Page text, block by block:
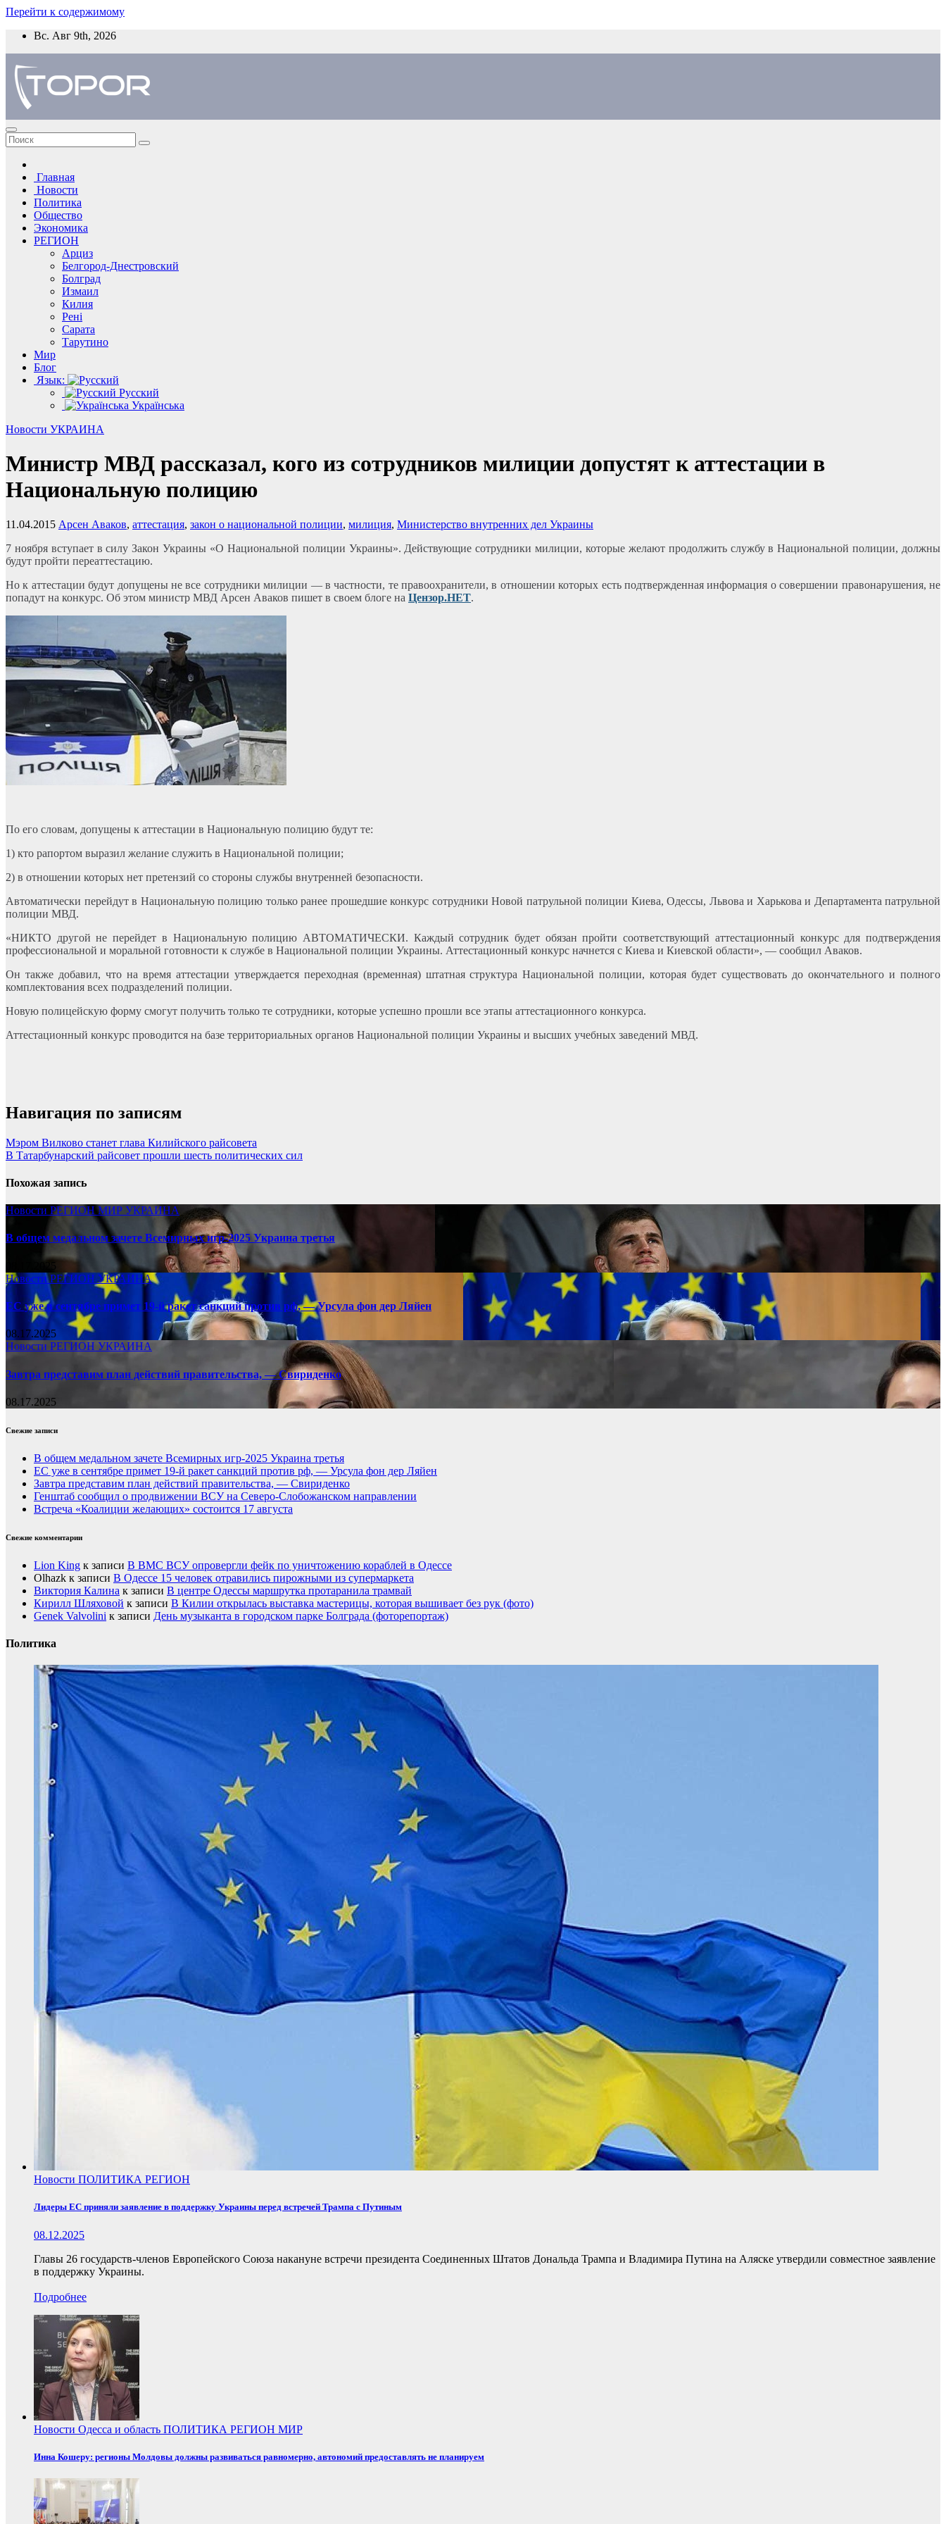
Перейти к содержимому
Вс. Авг 9th, 2026
Главная
Новости
Политика
Общество
Экономика
РЕГИОН
Арциз
Белгород-Днестровский
Болград
Измаил
Килия
Рені
Сарата
Тарутино
Мир
Блог
Язык:
Русский
Українська
Новости УКРАИНА
Министр МВД рассказал, кого из сотрудников милиции допустят к аттестации в
Национальную полицию
11.04.2015 Арсен Аваков, аттестация, закон о национальной полиции, милиция, Министерство внутренних дел Украины
7 ноября вступает в силу Закон Украины «О Национальной полиции Украины». Действующие сотрудники милиции, которые желают продолжить службу в Национальной полиции, должны
будут пройти переаттестацию.
Но к аттестации будут допущены не все сотрудники милиции — в частности, те правоохранители, в отношении которых есть подтвержденная информация о совершении правонарушения, не
попадут на конкурс. Об этом министр МВД Арсен Аваков пишет в своем блоге на Цензор.НЕТ.
По его словам, допущены к аттестации в Национальную полицию будут те:
1) кто рапортом выразил желание служить в Национальной полиции;
2) в отношении которых нет претензий со стороны службы внутренней безопасности.
Автоматически перейдут в Национальную полицию только ранее прошедшие конкурс сотрудники Новой патрульной полиции Киева, Одессы, Львова и Харькова и Департамента патрульной
полиции МВД.
«НИКТО другой не перейдет в Национальную полицию АВТОМАТИЧЕСКИ. Каждый сотрудник будет обязан пройти соответствующий аттестационный конкурс для подтверждения
профессиональной и моральной готовности к службе в Национальной полиции Украины. Аттестационный конкурс начнется с Киева и Киевской области», — сообщил Аваков.
Он также добавил, что на время аттестации утверждается переходная (временная) штатная структура Национальной полиции, которая будет существовать до окончательного и полного
комплектования всех подразделений полиции.
Новую полицейскую форму смогут получить только те сотрудники, которые успешно прошли все этапы аттестационного конкурса.
Аттестационный конкурс проводится на базе территориальных органов Национальной полиции Украины и высших учебных заведений МВД.
Навигация по записям
Мэром Вилково станет глава Килийского райсовета
В Татарбунарский райсовет прошли шесть политических сил
Похожая запись
Новости РЕГИОНМИР УКРАИНА
В общем медальном зачете Всемирных игр-2025 Украина третья
08.17.2025
НовостиРЕГИОНУКРАИНА
ЕС уже в сентябре примет 19-й ракет санкций против рф, — Урсула фон дер Ляйен
08.17.2025
Новости РЕГИОН УКРАИНА
Завтра представим план действий правительства, — Свириденко
08.17.2025
Свежие записи
В общем медальном зачете Всемирных игр-2025 Украина третья
ЕС уже в сентябре примет 19-й ракет санкций против рф, — Урсула фон дер Ляйен
Завтра представим план действий правительства, — Свириденко
Генштаб сообщил о продвижении ВСУ на Северо-Слобожанском направлении
Встреча «Коалиции желающих» состоится 17 августа
Свежие комментарии
Lion King к записи В ВМС ВСУ опровергли фейк по уничтожению кораблей в Одессе
Olhazk к записи В Одессе 15 человек отравились пирожными из супермаркета
Виктория Калина к записи В центре Одессы маршрутка протаранила трамвай
Кирилл Шляховой к записи В Килии открылась выставка мастерицы, которая вышивает без рук (фото)
Genek Valvolini к записи День музыканта в городском парке Болграда (фоторепортаж)
Политика
Новости ПОЛИТИКА РЕГИОН
Лидеры ЕС приняли заявление в поддержку Украины перед встречей Трампа с Путиным
08.12.2025
Главы 26 государств-членов Европейского Союза накануне встречи президента Соединенных Штатов Дональда Трампа и Владимира Путина на Аляске утвердили совместное заявление
в поддержку Украины.
Подробнее
Новости Одесса и область ПОЛИТИКА РЕГИОН МИР
Инна Кошеру: регионы Молдовы должны развиваться равномерно, автономий предоставлять не планируем